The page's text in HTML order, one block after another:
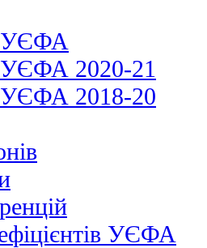
УЄФА
УЄФА 2020-21
УЄФА 2018-20
УЄФА